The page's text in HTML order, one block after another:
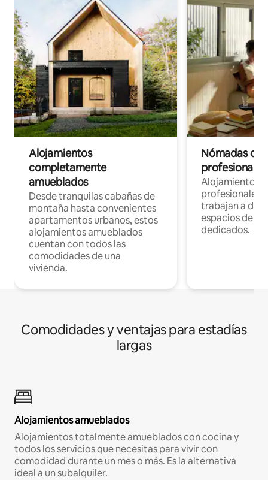
Alojamientos
completamente
amueblados
Desde tranquilas cabañas de
montaña hasta convenientes
apartamentos urbanos, estos
alojamientos amueblados
cuentan con todos las
comodidades de una
vivienda.
Nómadas
Alojamientos
profesionales
trabajan a
espacios de
dedicados.
Comodidades y ventajas para estadías
largas
Alojamientos amueblados
Alojamientos totalmente amueblados con cocina y
todos los servicios que necesitas para vivir con
comodidad durante un mes o más. Es la alternativa
ideal a un subalquiler.